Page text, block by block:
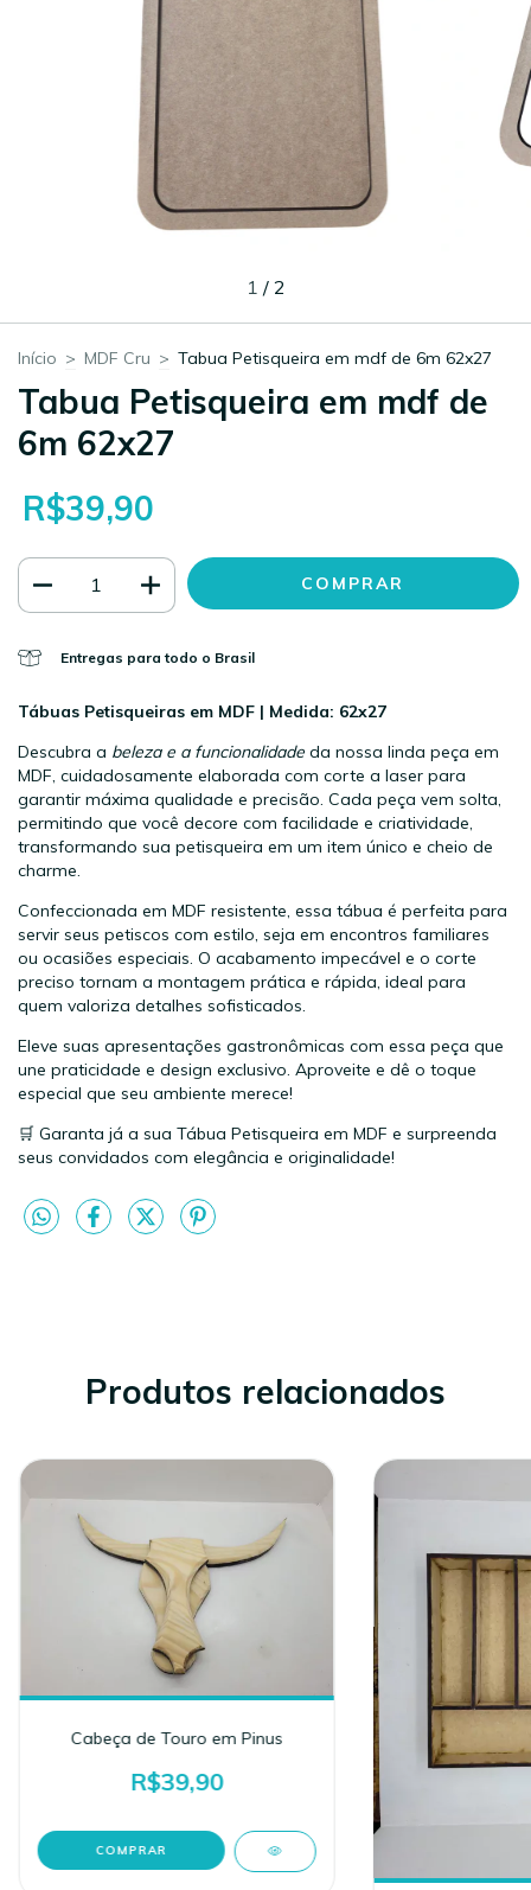
1 / 2
Início > MDF Cru > Tabua Petisqueira em mdf de 6m 62x27
Tabua Petisqueira em mdf de
6m 62x27
R$39,90
Entregas para todo o Brasil
Tábuas Petisqueiras em MDF | Medida: 62x27
Descubra a beleza e a funcionalidade da nossa linda peça em
MDF, cuidadosamente elaborada com corte a laser para
garantir máxima qualidade e precisão. Cada peça vem solta,
permitindo que você decore com facilidade e criatividade,
transformando sua petisqueira em um item único e cheio de
charme.
Confeccionada em MDF resistente, essa tábua é perfeita para
servir seus petiscos com estilo, seja em encontros familiares
ou ocasiões especiais. O acabamento impecável e o corte
preciso tornam a montagem prática e rápida, ideal para
quem valoriza detalhes sofisticados.
Eleve suas apresentações gastronômicas com essa peça que
une praticidade e design exclusivo. Aproveite e dê o toque
especial que seu ambiente merece!
🛒 Garanta já a sua Tábua Petisqueira em MDF e surpreenda
seus convidados com elegância e originalidade!
Produtos relacionados
Cabeça de Touro em Pinus
R$39,90